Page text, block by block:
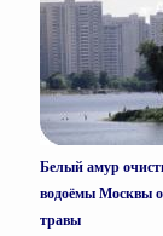
Белый амур
водоёмы Москвы
травы